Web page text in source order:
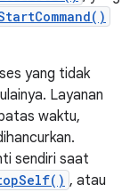
yang tidak
Layanan
waktu,
sendiri saat
, atau